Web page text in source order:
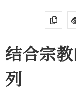
结合宗
列